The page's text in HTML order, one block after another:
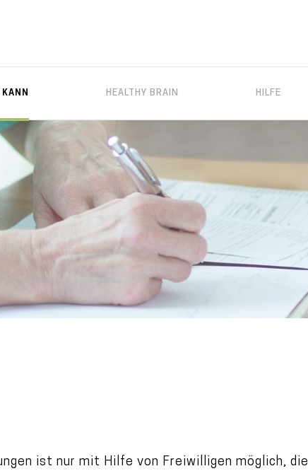
HEALTHY BRAIN HILFE
ist nur mit Hilfe von Freiwilligen möglich, die